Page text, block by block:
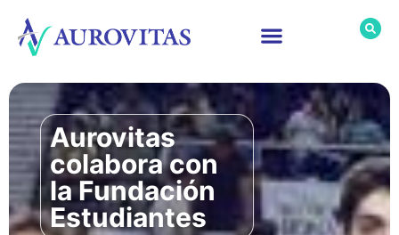
Aurovitas
colabora con
la Fundación
Estudiantes